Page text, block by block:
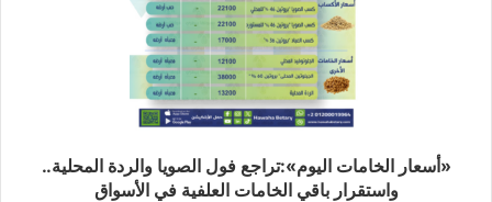
«أسعار الخامات اليوم»:تراجع فول الصويا والردة المحلية..
واستقرار باقي الخامات العلفية في الأسواق